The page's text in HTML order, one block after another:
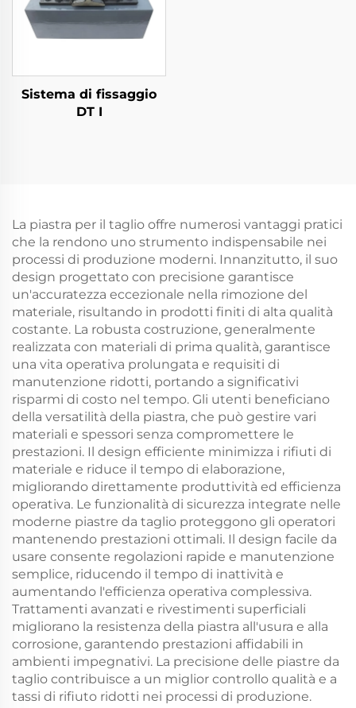
Sistema di fissaggio
DT I
La piastra per il taglio offre numerosi vantaggi pratici
che la rendono uno strumento indispensabile nei
processi di produzione moderni. Innanzitutto, il suo
design progettato con precisione garantisce
un'accuratezza eccezionale nella rimozione del
materiale, risultando in prodotti finiti di alta qualità
costante. La robusta costruzione, generalmente
realizzata con materiali di prima qualità, garantisce
una vita operativa prolungata e requisiti di
manutenzione ridotti, portando a significativi
risparmi di costo nel tempo. Gli utenti beneficiano
della versatilità della piastra, che può gestire vari
materiali e spessori senza compromettere le
prestazioni. Il design efficiente minimizza i rifiuti di
materiale e riduce il tempo di elaborazione,
migliorando direttamente produttività ed efficienza
operativa. Le funzionalità di sicurezza integrate nelle
moderne piastre da taglio proteggono gli operatori
mantenendo prestazioni ottimali. Il design facile da
usare consente regolazioni rapide e manutenzione
semplice, riducendo il tempo di inattività e
aumentando l'efficienza operativa complessiva.
Trattamenti avanzati e rivestimenti superficiali
migliorano la resistenza della piastra all'usura e alla
corrosione, garantendo prestazioni affidabili in
ambienti impegnativi. La precisione delle piastre da
taglio contribuisce a un miglior controllo qualità e a
tassi di rifiuto ridotti nei processi di produzione.